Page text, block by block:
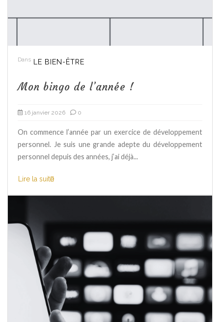
Dans LE BIEN-ÊTRE
Mon bingo de l’année !
16 janvier 2026 0
On commence l’année par un exercice de développement
personnel. Je suis une grande adepte du développement
personnel depuis des années, j’ai déjà...
Lire la suite